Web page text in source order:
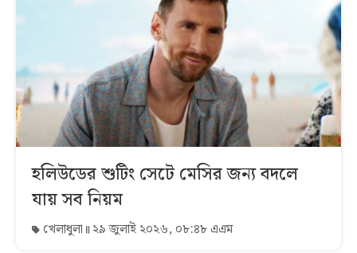
হলিউডের শুটিং সেটে মেসির জন্য বদলে
যায় সব নিয়ম
খেলাধুলা ২৯ জুলাই ২০২৬, ০৮:৪৮ এএম